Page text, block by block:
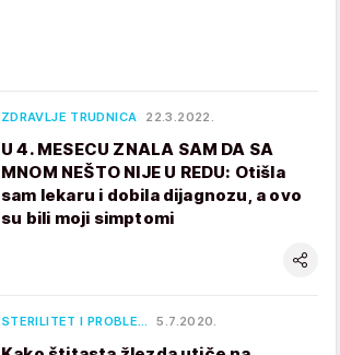
ZDRAVLJE TRUDNICA 22.3.2022.
U 4. MESECU ZNALA SAM DA SA
MNOM NEŠTO NIJE U REDU: Otišla
sam lekaru i dobila dijagnozu, a ovo
su bili moji simptomi
STERILITET I PROBLE… 5.7.2020.